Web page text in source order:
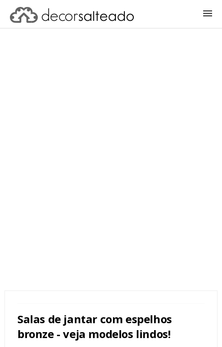
Salas de jantar com espelhos
bronze - veja modelos lindos!